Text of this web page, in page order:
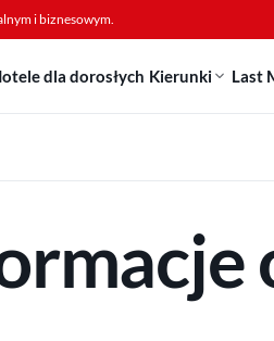
i biznesowym.
dla dorosłych Kierunki Last